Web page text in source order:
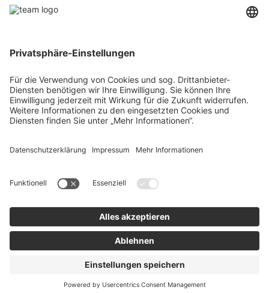
Über uns
Karriere
Kontakt
RECHTLICHES
Lieferkette
Barrierefreiheitserklärung
Code of Conduct